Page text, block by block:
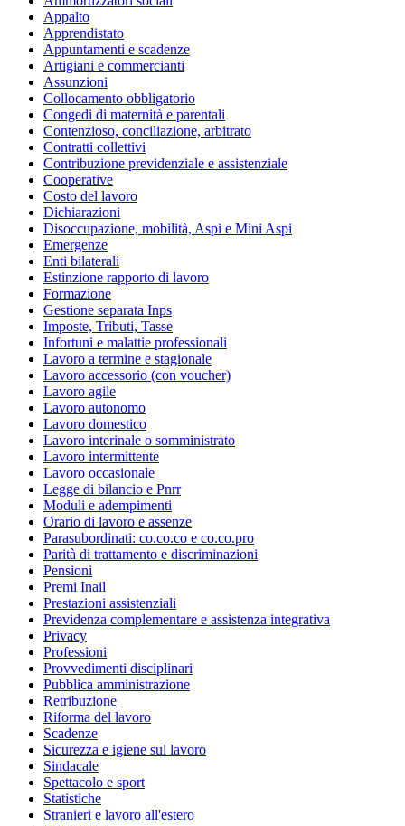
Appalto
Apprendistato
Appuntamenti e scadenze
Artigiani e commercianti
Assunzioni
Collocamento obbligatorio
Congedi di maternità e parentali
Contenzioso, conciliazione, arbitrato
Contratti collettivi
Contribuzione previdenziale e assistenziale
Cooperative
Costo del lavoro
Dichiarazioni
Disoccupazione, mobilità, Aspi e Mini Aspi
Emergenze
Enti bilaterali
Estinzione rapporto di lavoro
Formazione
Gestione separata Inps
Imposte, Tributi, Tasse
Infortuni e malattie professionali
Lavoro a termine e stagionale
Lavoro accessorio (con voucher)
Lavoro agile
Lavoro autonomo
Lavoro domestico
Lavoro interinale o somministrato
Lavoro intermittente
Lavoro occasionale
Legge di bilancio e Pnrr
Moduli e adempimenti
Orario di lavoro e assenze
Parasubordinati: co.co.co e co.co.pro
Parità di trattamento e discriminazioni
Pensioni
Premi Inail
Prestazioni assistenziali
Previdenza complementare e assistenza integrativa
Privacy
Professioni
Provvedimenti disciplinari
Pubblica amministrazione
Retribuzione
Riforma del lavoro
Scadenze
Sicurezza e igiene sul lavoro
Sindacale
Spettacolo e sport
Statistiche
Stranieri e lavoro all'estero